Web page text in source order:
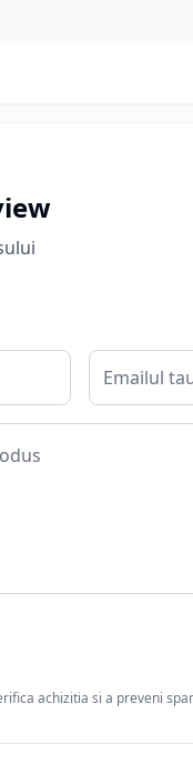
achizitia si a preveni